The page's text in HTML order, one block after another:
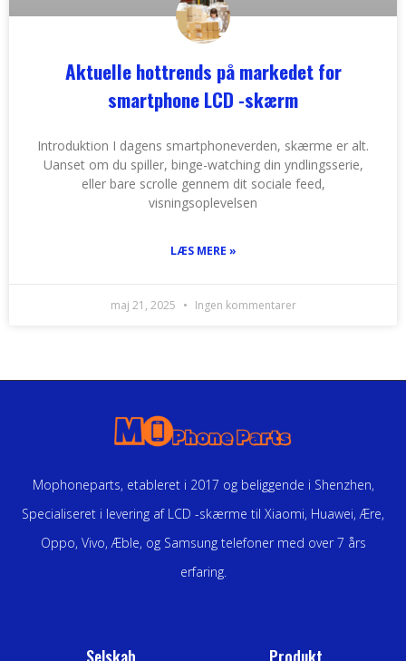
Aktuelle hottrends på markedet for
smartphone LCD -skærm
Introduktion I dagens smartphoneverden, skærme er alt.
Uanset om du spiller, binge-watching din yndlingsserie,
eller bare scrolle gennem dit sociale feed,
visningsoplevelsen
LÆS MERE »
maj 21, 2025 Ingen kommentarer
Mophoneparts, etableret i 2017 og beliggende i Shenzhen,
Specialiseret i levering af LCD -skærme til Xiaomi, Huawei, Ære,
Oppo, Vivo, Æble, og Samsung telefoner med over 7 års
erfaring.